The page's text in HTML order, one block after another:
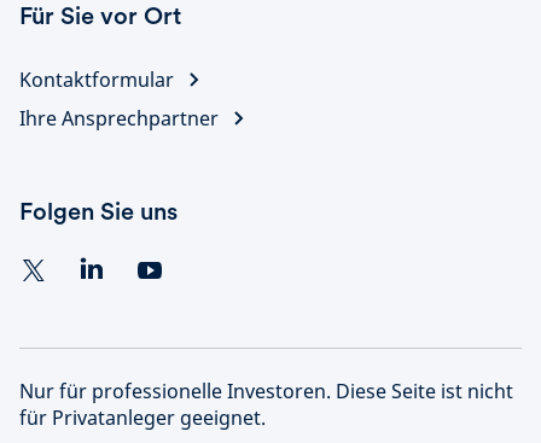
Für Sie vor Ort
Kontaktformular
Ihre Ansprechpartner
Folgen Sie uns
Nur für professionelle Investoren. Diese Seite ist nicht
für Privatanleger geeignet.